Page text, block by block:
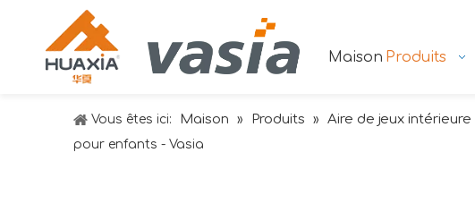
Maison Produits
Vous êtes ici: Maison » Produits » Aire de jeux intérieure
pour enfants - Vasia